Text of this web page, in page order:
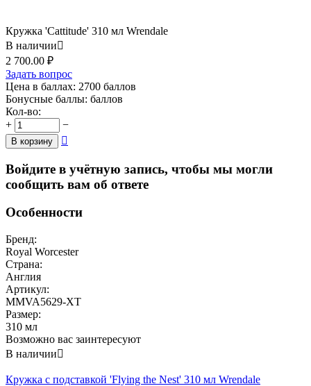
Кружка 'Cattitude' 310 мл Wrendale
В наличии
2 700.00 ₽
Задать вопрос
Цена в баллах: 2700 баллов
Бонусные баллы: баллов
Кол-во:
+
−
В корзину 
Войдите в учётную запись, чтобы мы могли
сообщить вам об ответе
Особенности
Бренд:
Royal Worcester
Страна:
Англия
Артикул:
MMVA5629-XT
Размер:
310 мл
Возможно вас заинтересуют
В наличии
Кружка с подставкой 'Flying the Nest' 310 мл Wrendale